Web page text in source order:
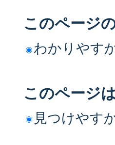
このページ
わかりやす
このページ
見つけやす